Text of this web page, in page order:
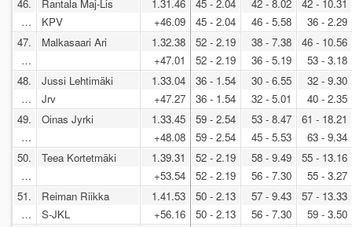
46.
…
Rantala Maj-Lis
KPV
1.31.46
+46.09
45 - 2.04
45 - 2.04
42 - 8.02
46 - 5.58
42 - 10.31
36 - 2.29
47.
…
Malkasaari Ari
1.32.38
+47.01
52 - 2.19
52 - 2.19
38 - 7.38
36 - 5.19
46 - 10.56
53 - 3.18
48.
…
Jussi Lehtimäki
Jrv
1.33.04
+47.27
36 - 1.54
36 - 1.54
30 - 6.55
32 - 5.01
32 - 9.30
40 - 2.35
49.
…
Oinas Jyrki
1.33.45
+48.08
59 - 2.54
59 - 2.54
53 - 8.47
45 - 5.53
61 - 18.21
63 - 9.34
50.
…
Teea Kortetmäki
1.39.31
+53.54
52 - 2.19
52 - 2.19
58 - 9.49
56 - 7.30
55 - 13.16
55 - 3.27
51.
…
Reiman Riikka
S-JKL
1.41.53
+56.16
50 - 2.13
50 - 2.13
57 - 9.43
56 - 7.30
57 - 13.33
59 - 3.50